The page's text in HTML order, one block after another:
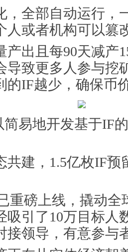
全部自动运行，
人或者机构可以篡
出且每90天减产
导致更多人参与挖
的IF越少，确保币
易地开发基于IF
建，1.5亿枚IF预
重磅上线，撬动全
吸引了10万目标人
接领导，有意参与